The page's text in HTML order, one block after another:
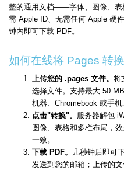
整的通用文档——字体、图像、
需 Apple ID、无需任何 Apple 硬
钟内即可下载 PDF。
如何在线将 Pages 转
上传您的 .pages 文件。 将
选择文件。支持最大 50
机器、Chromebook 或手
点击"转换"。 服务器解包
图像、表格和多栏布局，
一致。
下载 PDF。
几秒钟后即可
发送到您的邮箱；上传的